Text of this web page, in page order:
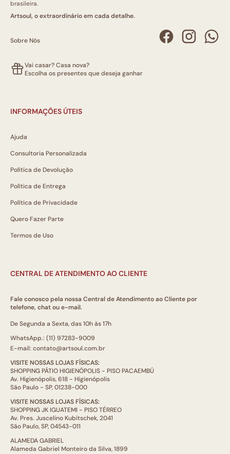
brasileira.
Artsoul, o extraordinário em cada detalhe.
Sobre Nós
Vai casar? Casa nova?
Escolha os presentes que deseja ganhar
INFORMAÇÕES ÚTEIS
Ajuda
Consultoria Personalizada
Política de Devolução
Política de Entrega
Política de Privacidade
Quero Fazer Parte
Termos de Uso
CENTRAL DE ATENDIMENTO AO CLIENTE
Fale conosco pela nossa Central de Atendimento ao Cliente por
telefone, chat ou e-mail.
De Segunda a Sexta, das 10h às 17h
WhatsApp.: (11) 97283-9009
E-mail: contato@artsoul.com.br
VISITE NOSSAS LOJAS FÍSICAS:
SHOPPING PÁTIO HIGIENÓPOLIS - PISO PACAEMBÚ
Av. Higienópolis, 618 - Higienópolis
São Paulo - SP, 01238-000
VISITE NOSSAS LOJAS FÍSICAS:
SHOPPING JK IGUATEMI - PISO TÉRREO
Av. Pres. Juscelino Kubitschek, 2041
São Paulo, SP, 04543-011
ALAMEDA GABRIEL
Alameda Gabriel Monteiro da Silva, 1899